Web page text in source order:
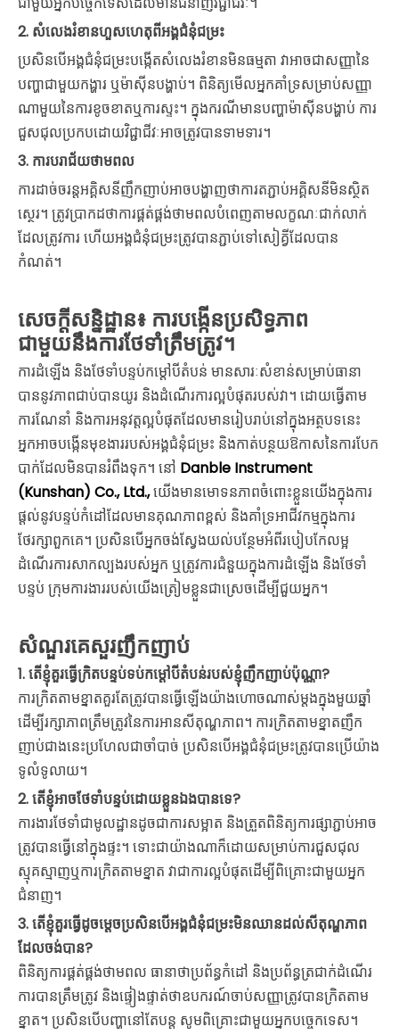
2. សំលេងរំខានហួសហេតុពីអង្គជំនុំជម្រះ
ប្រសិនបើអង្គជំនុំជម្រះបង្កើតសំលេងរំខានមិនធម្មតា វាអាចជាសញ្ញានៃ
បញ្ហាជាមួយកង្ហារ ឬម៉ាស៊ីនបង្ហាប់។ ពិនិត្យមើលអ្នកគាំទ្រសម្រាប់សញ្ញា
ណាមួយនៃការខូចខាតឬការស្ទះ។ ក្នុងករណីមានបញ្ហាម៉ាស៊ីនបង្ហាប់ ការ
ជួសជុលប្រកបដោយវិជ្ជាជីវៈអាចត្រូវបានទាមទារ។
3. ការបរាជ័យថាមពល
ការដាច់ចរន្តអគ្គិសនីញឹកញាប់អាចបង្ហាញថាការតភ្ជាប់អគ្គិសនីមិនស្ថិត
ស្ថេរ។ ត្រូវប្រាកដថាការផ្គត់ផ្គង់ថាមពលបំពេញតាមលក្ខណៈជាក់លាក់
ដែលត្រូវការ ហើយអង្គជំនុំជម្រះត្រូវបានភ្ជាប់ទៅសៀគ្វីដែលបាន
កំណត់។
សេចក្តីសន្និដ្ឋាន៖ ការបង្កើនប្រសិទ្ធភាព
ជាមួយនឹងការថែទាំត្រឹមត្រូវ។
ការដំឡើង និងថែទាំបន្ទប់កម្តៅបីតំបន់ មានសារៈសំខាន់សម្រាប់ធានា
បាននូវភាពជាប់បានយូរ និងដំណើរការល្អបំផុតរបស់វា។ ដោយធ្វើតាម
ការណែនាំ និងការអនុវត្តល្អបំផុតដែលមានរៀបរាប់នៅក្នុងអត្ថបទនេះ
អ្នកអាចបង្កើនមុខងាររបស់អង្គជំនុំជម្រះ និងកាត់បន្ថយឱកាសនៃការបែក
បាក់ដែលមិនបានរំពឹងទុក។ នៅ Danble Instrument
(Kunshan) Co., Ltd.,យើងមានមោទនភាពចំពោះខ្លួនយើងក្នុងការ
ផ្តល់នូវបន្ទប់កំដៅដែលមានគុណភាពខ្ពស់ និងគាំទ្រអាជីវកម្មក្នុងការ
ថែរក្សាពួកគេ។ ប្រសិនបើអ្នកចង់ស្វែងយល់បន្ថែមអំពីរបៀបកែលម្អ
ដំណើរការសាកល្បងរបស់អ្នក ឬត្រូវការជំនួយក្នុងការដំឡើង និងថែទាំ
បន្ទប់ ក្រុមការងាររបស់យើងត្រៀមខ្លួនជាស្រេចដើម្បីជួយអ្នក។
សំណួរគេសួរញឹកញាប់
1. តើ​ខ្ញុំ​គួរ​ធ្វើ​ក្រិត​បន្ទប់​ទប់​កម្ដៅ​បី​តំបន់​របស់​ខ្ញុំ​ញឹកញាប់​ប៉ុណ្ណា?
ការក្រិតតាមខ្នាតគួរតែត្រូវបានធ្វើឡើងយ៉ាងហោចណាស់ម្តងក្នុងមួយឆ្នាំ
ដើម្បីរក្សាភាពត្រឹមត្រូវនៃការអានសីតុណ្ហភាព។ ការក្រិតតាមខ្នាតញឹក
ញាប់ជាងនេះប្រហែលជាចាំបាច់ ប្រសិនបើអង្គជំនុំជម្រះត្រូវបានប្រើយ៉ាង
ទូលំទូលាយ។
2. តើខ្ញុំអាចថែទាំបន្ទប់ដោយខ្លួនឯងបានទេ?
ការងារថែទាំជាមូលដ្ឋានដូចជាការសម្អាត និងត្រួតពិនិត្យការផ្សាភ្ជាប់អាច
ត្រូវបានធ្វើនៅក្នុងផ្ទះ។ ទោះជាយ៉ាងណាក៏ដោយសម្រាប់ការជួសជុល
ស្មុគស្មាញឬការក្រិតតាមខ្នាត វាជាការល្អបំផុតដើម្បីពិគ្រោះជាមួយអ្នក
ជំនាញ។
3. តើខ្ញុំគួរធ្វើដូចម្តេចប្រសិនបើអង្គជំនុំជម្រះមិនឈានដល់សីតុណ្ហភាព
ដែលចង់បាន?
ពិនិត្យការផ្គត់ផ្គង់ថាមពល ធានាថាប្រព័ន្ធកំដៅ និងប្រព័ន្ធត្រជាក់ដំណើរ
ការបានត្រឹមត្រូវ និងផ្ទៀងផ្ទាត់ថាឧបករណ៍ចាប់សញ្ញាត្រូវបានក្រិតតាម
ខ្នាត។ ប្រសិនបើបញ្ហានៅតែបន្ត សូមពិគ្រោះជាមួយអ្នកបច្ចេកទេស។